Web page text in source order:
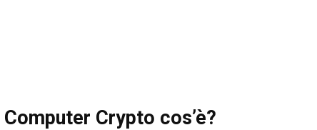
Crypto cos’è?